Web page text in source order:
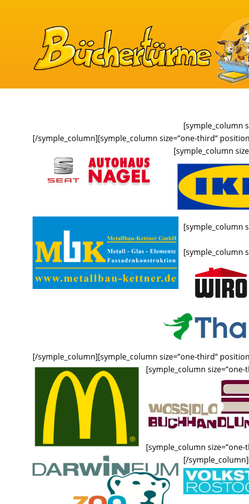
[symple_column
[/symple_column][symple_column size=“one-third“
[symple_column
[symple_column
[symple_column
[/symple_column][symple_column size=“one-third“
[symple_column size=“one-
[symple_column size=“one-
[/